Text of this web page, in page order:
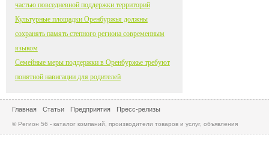
частью повседневной поддержки территорий
Культурные площадки Оренбуржья должны
сохранять память степного региона современным
языком
Семейные меры поддержки в Оренбуржье требуют
понятной навигации для родителей
Главная Статьи Предприятия Пресс-релизы
© Регион 56 - каталог компаний, производители товаров и услуг, объявления